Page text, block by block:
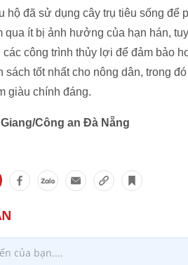
hộ đã sử dụng cây trụ tiêu sống
qua ít bị ảnh hưởng của hạn hán,
công trình thủy lợi để đảm bảo
sách tốt nhất cho nông dân, trong
giàu chính đáng.
Công an Đà Nẵng